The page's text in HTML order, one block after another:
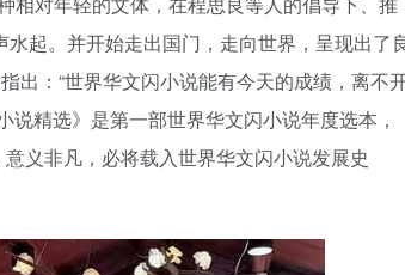
起。并开始走出国门，走向世界，呈现出了
出：“世界华文闪小说能有今天的成绩，离不
精选》是第一部世界华文闪小说年度选本，
义非凡，必将载入世界华文闪小说发展史